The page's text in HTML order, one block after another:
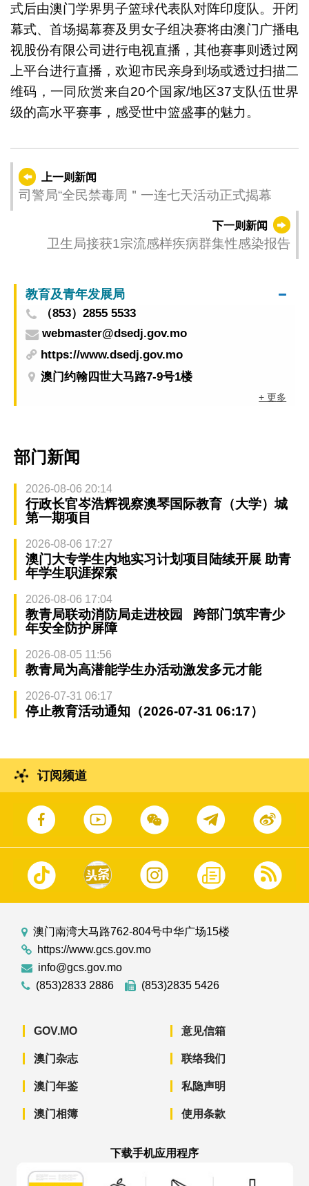
式后由澳门学界男子篮球代表队对阵印度队。开闭
幕式、首场揭幕赛及男女子组决赛将由澳门广播电
视股份有限公司进行电视直播，其他赛事则透过网
上平台进行直播，欢迎市民亲身到场或透过扫描二
维码，一同欣赏来自20个国家/地区37支队伍世界
级的高水平赛事，感受世中篮盛事的魅力。
上一则新闻
司警局“全民禁毒周＂一连七天活动正式揭幕
下一则新闻
卫生局接获1宗流感样疾病群集性感染报告
教育及青年发展局
（853）2855 5533
webmaster@dsedj.gov.mo
https://www.dsedj.gov.mo
澳门约翰四世大马路7-9号1楼
+ 更多
部门新闻
2026-08-06 20:14
行政长官岑浩辉视察澳琴国际教育（大学）城
第一期项目
2026-08-06 17:27
澳门大专学生内地实习计划项目陆续开展 助青
年学生职涯探索
2026-08-06 17:04
教青局联动消防局走进校园 跨部门筑牢青少
年安全防护屏障
2026-08-05 11:56
教青局为高潜能学生办活动激发多元才能
2026-07-31 06:17
停止教育活动通知（2026-07-31 06:17）
订阅频道
澳门南湾大马路762-804号中华广场15楼
https://www.gcs.gov.mo
info@gcs.gov.mo
(853)2833 2886
(853)2835 5426
GOV.MO
澳门杂志
澳门年鉴
澳门相簿
意见信箱
联络我们
私隐声明
使用条款
下载手机应用程序